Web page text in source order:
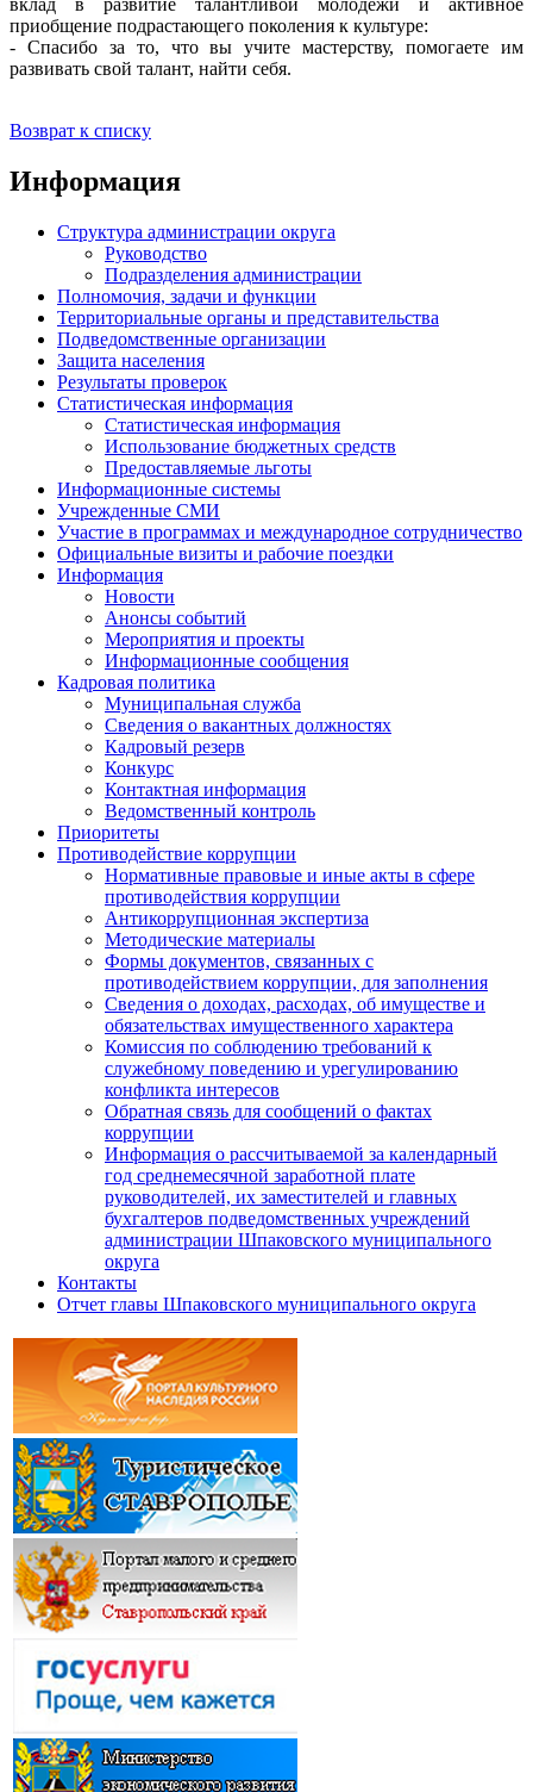
вклад в развитие талантливой молодежи и активное
приобщение подрастающего поколения к культуре:
- Спасибо за то, что вы учите мастерству, помогаете им
развивать свой талант, найти себя.
Возврат к списку
Информация
Структура администрации округа
Руководство
Подразделения администрации
Полномочия, задачи и функции
Территориальные органы и представительства
Подведомственные организации
Защита населения
Результаты проверок
Статистическая информация
Статистическая информация
Использование бюджетных средств
Предоставляемые льготы
Информационные системы
Учрежденные СМИ
Участие в программах и международное сотрудничество
Официальные визиты и рабочие поездки
Информация
Новости
Анонсы событий
Мероприятия и проекты
Информационные сообщения
Кадровая политика
Муниципальная служба
Сведения о вакантных должностях
Кадровый резерв
Конкурс
Контактная информация
Ведомственный контроль
Приоритеты
Противодействие коррупции
Нормативные правовые и иные акты в сфере
противодействия коррупции
Антикоррупционная экспертиза
Методические материалы
Формы документов, связанных с
противодействием коррупции, для заполнения
Сведения о доходах, расходах, об имуществе и
обязательствах имущественного характера
Комиссия по соблюдению требований к
служебному поведению и урегулированию
конфликта интересов
Обратная связь для сообщений о фактах
коррупции
Информация о рассчитываемой за календарный
год среднемесячной заработной плате
руководителей, их заместителей и главных
бухгалтеров подведомственных учреждений
администрации Шпаковского муниципального
округа
Контакты
Отчет главы Шпаковского муниципального округа